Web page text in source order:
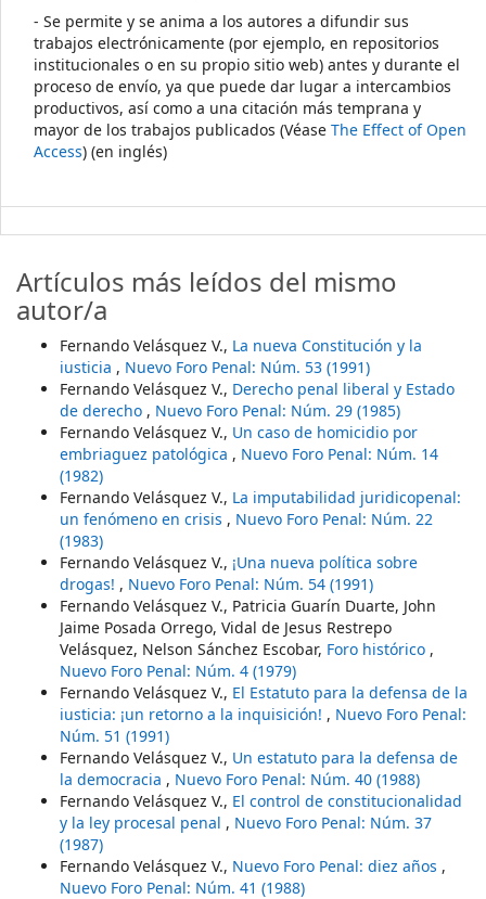
- Se permite y se anima a los autores a difundir sus
trabajos electrónicamente (por ejemplo, en repositorios
institucionales o en su propio sitio web) antes y durante el
proceso de envío, ya que puede dar lugar a intercambios
productivos, así como a una citación más temprana y
mayor de los trabajos publicados (Véase The Effect of Open
Access) (en inglés)
Artículos más leídos del mismo
autor/a
Fernando Velásquez V., La nueva Constitución y la
iusticia , Nuevo Foro Penal: Núm. 53 (1991)
Fernando Velásquez V., Derecho penal liberal y Estado
de derecho , Nuevo Foro Penal: Núm. 29 (1985)
Fernando Velásquez V., Un caso de homicidio por
embriaguez patológica , Nuevo Foro Penal: Núm. 14
(1982)
Fernando Velásquez V., La imputabilidad juridicopenal:
un fenómeno en crisis , Nuevo Foro Penal: Núm. 22
(1983)
Fernando Velásquez V., ¡Una nueva política sobre
drogas! , Nuevo Foro Penal: Núm. 54 (1991)
Fernando Velásquez V., Patricia Guarín Duarte, John
Jaime Posada Orrego, Vidal de Jesus Restrepo
Velásquez, Nelson Sánchez Escobar, Foro histórico ,
Nuevo Foro Penal: Núm. 4 (1979)
Fernando Velásquez V., El Estatuto para la defensa de la
iusticia: ¡un retorno a la inquisición! , Nuevo Foro Penal:
Núm. 51 (1991)
Fernando Velásquez V., Un estatuto para la defensa de
la democracia , Nuevo Foro Penal: Núm. 40 (1988)
Fernando Velásquez V., El control de constitucionalidad
y la ley procesal penal , Nuevo Foro Penal: Núm. 37
(1987)
Fernando Velásquez V., Nuevo Foro Penal: diez años ,
Nuevo Foro Penal: Núm. 41 (1988)